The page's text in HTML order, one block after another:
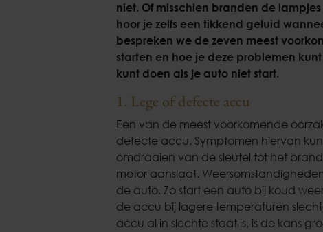
niet. Of misschien branden de
hoor je zelfs een tikkend geluid
bespreken we de zeven meest
starten en hoe je deze problemen
kunt doen als je auto niet start.
1. Lege of defecte accu
Een van de meest voorkomende
defecte accu. Symptomen hiervan
omdraaien van de sleutel tot het
motor aanslaat.
de auto. Zo start een auto bij koud
de accu bij lagere temperaturen
accu al in slechte staat is, is de kans